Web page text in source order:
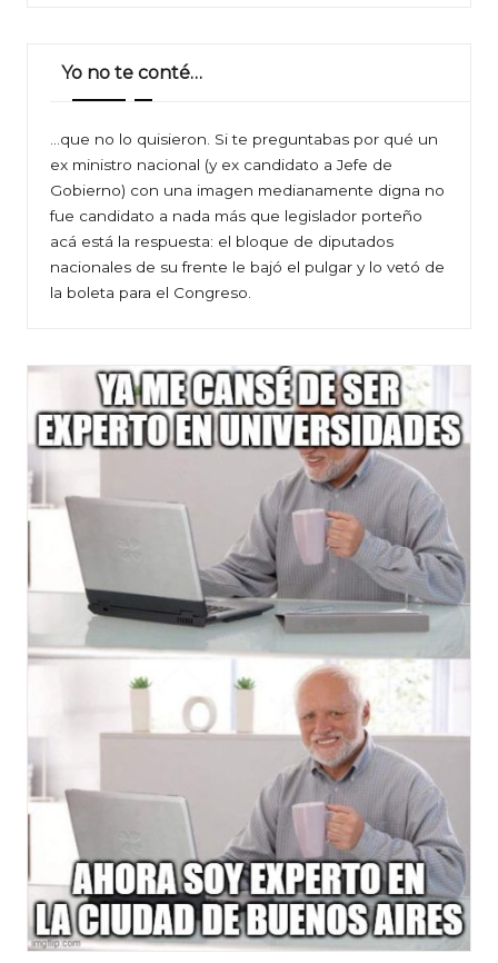
Yo no te conté…
…que no lo quisieron. Si te preguntabas por qué un
ex ministro nacional (y ex candidato a Jefe de
Gobierno) con una imagen medianamente digna no
fue candidato a nada más que legislador porteño
acá está la respuesta: el bloque de diputados
nacionales de su frente le bajó el pulgar y lo vetó de
la boleta para el Congreso.